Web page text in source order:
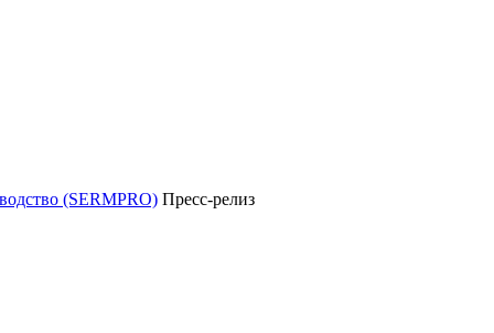
(SERMPRO) Пресс-релиз